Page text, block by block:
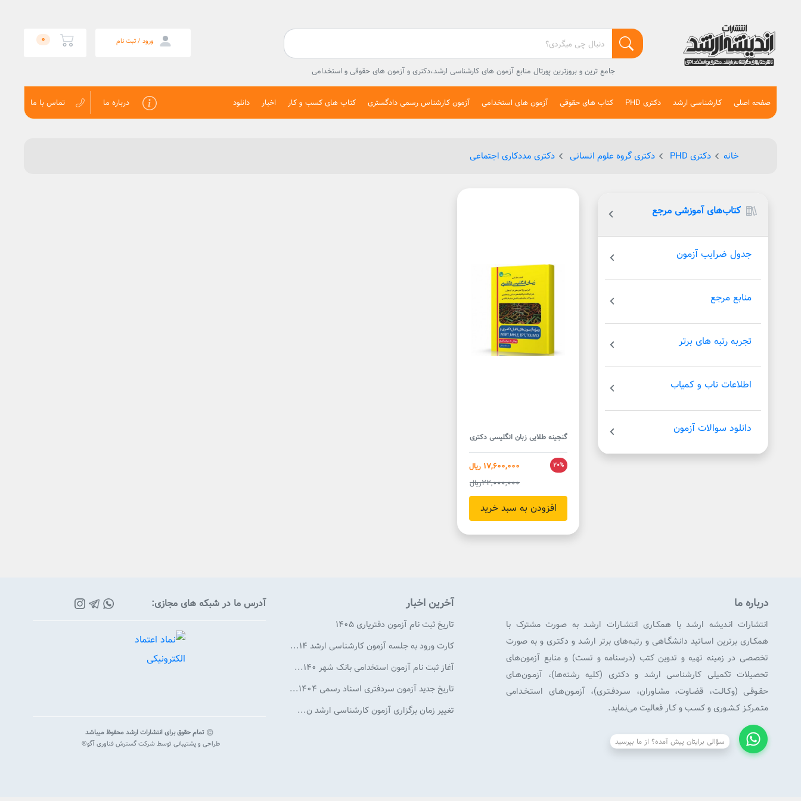
جامع ترین و بروزترین پورتال منابع آزمون های کارشناسی ارشد،دکتری و آزمون های حقوقی و استخدامی
ورود / ثبت نام 0
صفحه اصلی کارشناسی ارشد دکتری PHD کتاب های حقوقی آزمون های استخدامی آزمون کارشناس رسمی دادگستری کتاب های کسب و کار اخبار دانلود درباره ما تماس با ما
خانه دکتری PHD دکتری گروه علوم انسانی دکتری مددکاری اجتماعی
کتاب‌های آموزشی مرجع
جدول ضرایب آزمون
منابع مرجع
تجربه رتبه های برتر
اطلاعات ناب و کمیاب
دانلود سوالات آزمون
گنجینه طلایی زبان انگلیسی دکتری
20%
17,600,000 ریال
22,000,000ریال
افزودن به سبد خرید
درباره ما
انتشارات انـدیشه ارشـد با همکـاری انتشـارات ارشـد به صورت مشترک با
همکـاری برترین اسـاتید دانشگـاهی و رتبـه‌های برتر ارشـد و دکتـری و به صورت
تخصصی در زمینه تهیه و تدوین کتب (درسنامه و تست) و منابع آزمون‌های
تحصیلات تکمیلی کارشناسی ارشد و دکتری (کلیه رشته‌ها)، آزمـون‌هـای
حقـوقـی (وکـالـت، قضـاوت، مشـاوران، سـردفـتـری)، آزمـون‌هـای استـخـدامی
متـمـرکـز کـشـوری و کسـب و کـار فعالیت می‌نماید.
آخرین اخبار
تاریخ ثبت نام آزمون دفتریاری 1405
کارت ورود به جلسه آزمون کارشناسی ارشد ۱۴...
آغاز ثبت نام آزمون استخدامی بانک شهر ۱۴۰...
تاریخ جدید آزمون سردفتری اسناد رسمی ۱۴۰۴...
تغییر زمان برگزاری آزمون كارشناسی ارشد ن...
آدرس ما در شبکه های مجازی:
تمام حقوق برای انتشارات ارشد محفوظ میباشد
طراحی و پشتیبانی توسطشرکت گسترش فناوری آگو®